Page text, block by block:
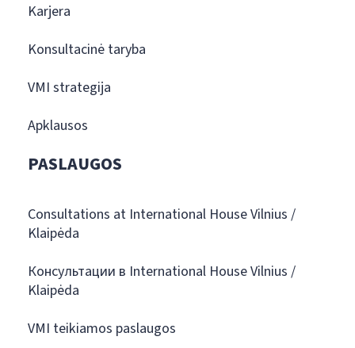
Karjera
Konsultacinė taryba
VMI strategija
Apklausos
PASLAUGOS
Consultations at International House Vilnius /
Klaipėda
Консультации в International House Vilnius /
Klaipėda
VMI teikiamos paslaugos